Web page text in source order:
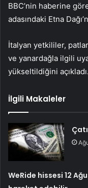
BBC’nin haberine
adasındaki Etna
İtalyan yetkililer,
ve yanardağla ilgili
yükseltildiğini açıkladı.
İlgili Makaleler
WeRide hissesi 12